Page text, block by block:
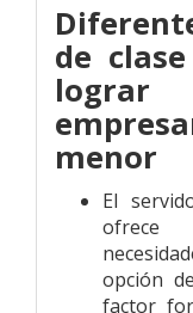
de
lograr
menor
El
ofrece
opción
factor